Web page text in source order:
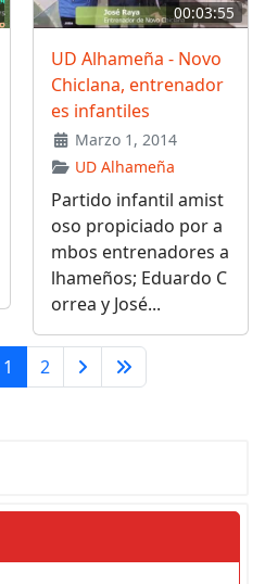
00:03:55
UD Alhameña - Novo
Chiclana, entrenador
es infantiles
Marzo 1, 2014
UD Alhameña
Partido infantil amist
oso propiciado por a
mbos entrenadores a
lhameños; Eduardo C
orrea y José...
1 2